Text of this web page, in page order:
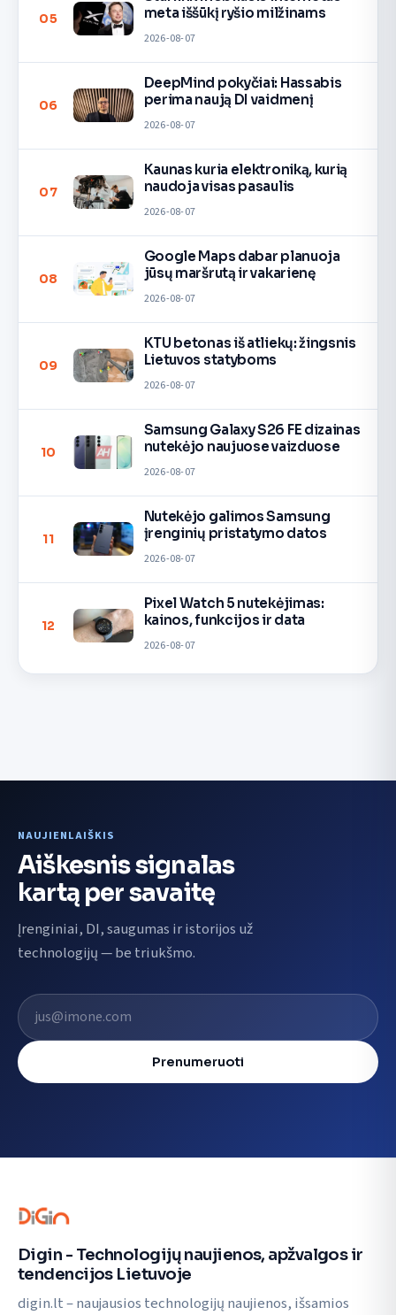
05
meta iššūkį ryšio milžinams
2026-08-07
06
DeepMind pokyčiai: Hassabis
perima naują DI vaidmenį
2026-08-07
07
Kaunas kuria elektroniką, kurią
naudoja visas pasaulis
2026-08-07
08
Google Maps dabar planuoja
jūsų maršrutą ir vakarienę
2026-08-07
09
KTU betonas iš atliekų: žingsnis
Lietuvos statyboms
2026-08-07
10
Samsung Galaxy S26 FE dizainas
nutekėjo naujuose vaizduose
2026-08-07
11
Nutekėjo galimos Samsung
įrenginių pristatymo datos
2026-08-07
12
Pixel Watch 5 nutekėjimas:
kainos, funkcijos ir data
2026-08-07
NAUJIENLAIŠKIS
Aiškesnis signalas
kartą per savaitę
Įrenginiai, DI, saugumas ir istorijos už
technologijų — be triukšmo.
El. pašto adresas
Prenumeruoti
Digin - Technologijų naujienos, apžvalgos ir
tendencijos Lietuvoje
digin.lt – naujausios technologijų naujienos, išsamios